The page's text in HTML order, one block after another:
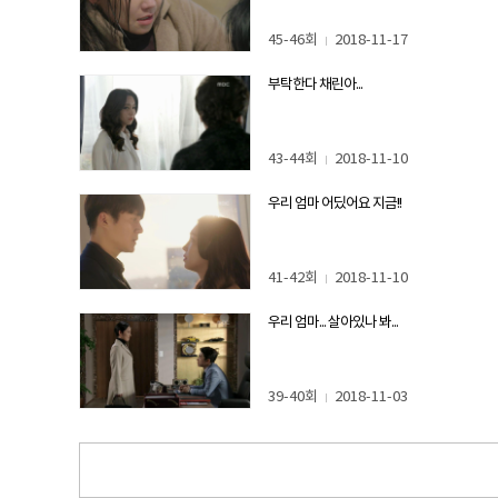
45-46회 2018-11-17
부탁한다 채린아...
43-44회 2018-11-10
우리 엄마 어딨어요 지금!!
41-42회 2018-11-10
우리 엄마... 살아있나 봐...
39-40회 2018-11-03